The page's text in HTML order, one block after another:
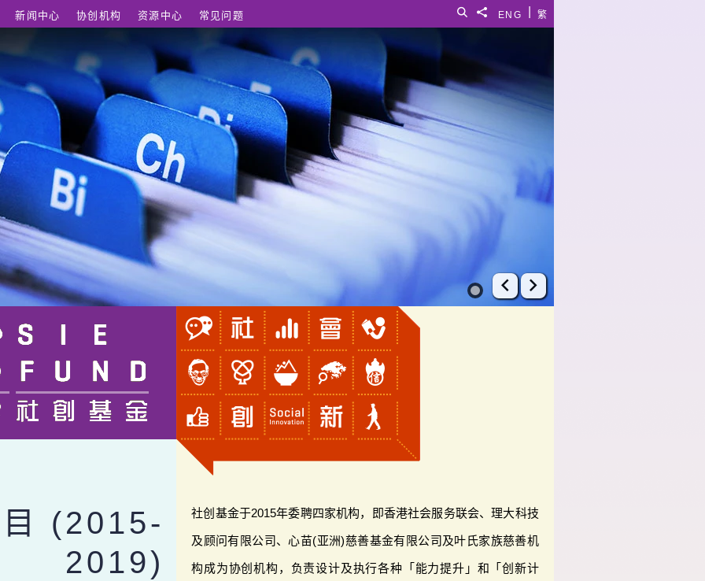
繁
ENG
分享給
搜寻
新闻中心 协创机构 资源中心 常见问题
上一张幻灯片
下一张幻灯片
(2015-
2019)
社创基金于2015年委聘四家机构，即香港社会服务联会、理大科技
及顾问有限公司、心苗(亚洲)慈善基金有限公司及叶氏家族慈善机
构成为协创机构，负责设计及执行各种「能力提升」和「创新计